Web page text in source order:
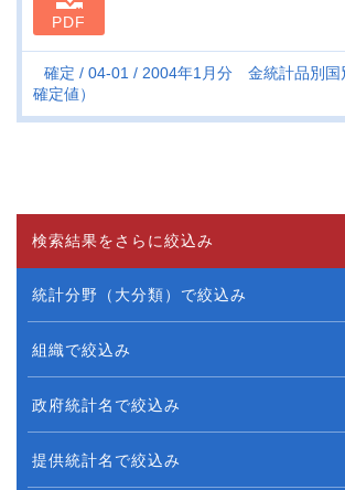
PDF
確定 04-01
2004年1月分 金統計品別
確定値）
検索結果をさらに絞込み
統計分野（大分類）で絞込み
組織で絞込み
政府統計名で絞込み
提供統計名で絞込み